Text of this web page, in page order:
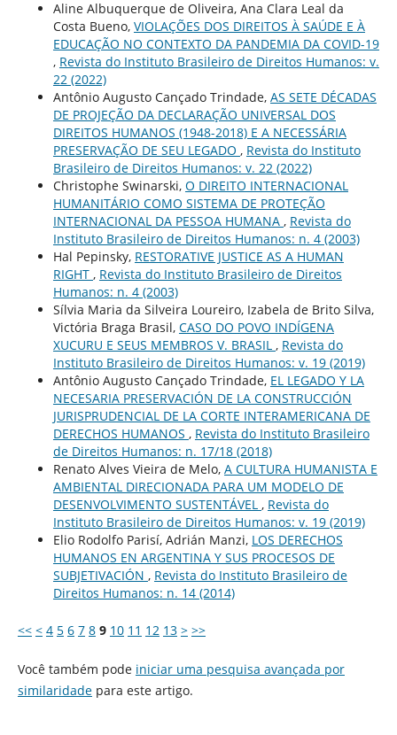
Aline Albuquerque de Oliveira, Ana Clara Leal da
Costa Bueno, VIOLAÇÕES DOS DIREITOS À SAÚDE E À
EDUCAÇÃO NO CONTEXTO DA PANDEMIA DA COVID-19
, Revista do Instituto Brasileiro de Direitos Humanos: v.
22 (2022)
Antônio Augusto Cançado Trindade, AS SETE DÉCADAS
DE PROJEÇÃO DA DECLARAÇÃO UNIVERSAL DOS
DIREITOS HUMANOS (1948-2018) E A NECESSÁRIA
PRESERVAÇÃO DE SEU LEGADO , Revista do Instituto
Brasileiro de Direitos Humanos: v. 22 (2022)
Christophe Swinarski, O DIREITO INTERNACIONAL
HUMANITÁRIO COMO SISTEMA DE PROTEÇÃO
INTERNACIONAL DA PESSOA HUMANA , Revista do
Instituto Brasileiro de Direitos Humanos: n. 4 (2003)
Hal Pepinsky, RESTORATIVE JUSTICE AS A HUMAN
RIGHT , Revista do Instituto Brasileiro de Direitos
Humanos: n. 4 (2003)
Sílvia Maria da Silveira Loureiro, Izabela de Brito Silva,
Victória Braga Brasil, CASO DO POVO INDÍGENA
XUCURU E SEUS MEMBROS V. BRASIL , Revista do
Instituto Brasileiro de Direitos Humanos: v. 19 (2019)
Antônio Augusto Cançado Trindade, EL LEGADO Y LA
NECESARIA PRESERVACIÓN DE LA CONSTRUCCIÓN
JURISPRUDENCIAL DE LA CORTE INTERAMERICANA DE
DERECHOS HUMANOS , Revista do Instituto Brasileiro
de Direitos Humanos: n. 17/18 (2018)
Renato Alves Vieira de Melo, A CULTURA HUMANISTA E
AMBIENTAL DIRECIONADA PARA UM MODELO DE
DESENVOLVIMENTO SUSTENTÁVEL , Revista do
Instituto Brasileiro de Direitos Humanos: v. 19 (2019)
Elio Rodolfo Parisí, Adrián Manzi, LOS DERECHOS
HUMANOS EN ARGENTINA Y SUS PROCESOS DE
SUBJETIVACIÓN , Revista do Instituto Brasileiro de
Direitos Humanos: n. 14 (2014)
<< < 4 5 6 7 8 9 10 11 12 13 > >>
Você também pode iniciar uma pesquisa avançada por
similaridadepara este artigo.